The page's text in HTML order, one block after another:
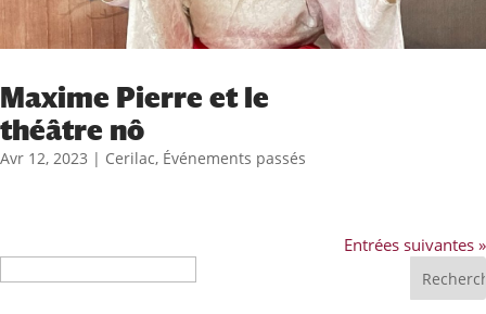
Maxime Pierre et le
théâtre nô
Avr 12, 2023 | Cerilac, Événements passés
Entrées suivantes »